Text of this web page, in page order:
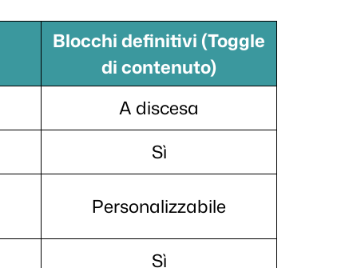
Blocchi definitivi (Toggle
di contenuto)
A discesa
Sì
Personalizzabile
Sì